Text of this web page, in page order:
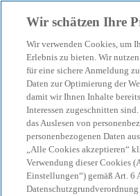
menu search
Wir schätzen Ihre
Wir verwenden Cookies, um
Erlebnis zu bieten. Wir
für eine sichere Anmeldung
Daten zur Optimierung der
damit wir Ihnen Inhalte
Interessen zugeschnitten
das Auslesen von
personenbezogenen Daten
„Alle Cookies akzeptieren“
Verwendung dieser Cookies
Einstellungen“) gemäß Art. 6